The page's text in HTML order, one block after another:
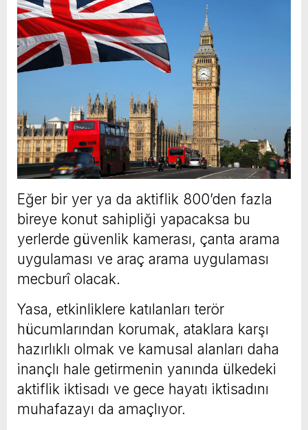
Eğer bir yer ya da aktiflik 800’den fazla
bireye konut sahipliği yapacaksa bu
yerlerde güvenlik kamerası, çanta arama
uygulaması ve araç arama uygulaması
mecburî olacak.
Yasa, etkinliklere katılanları terör
hücumlarından korumak, ataklara karşı
hazırlıklı olmak ve kamusal alanları daha
inançlı hale getirmenin yanında ülkedeki
aktiflik iktisadı ve gece hayatı iktisadını
muhafazayı da amaçlıyor.